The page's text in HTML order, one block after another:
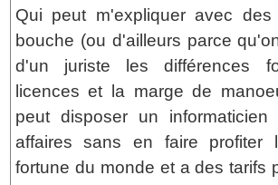
Qui peut m'expliquer avec
bouche (ou d'ailleurs parce
d'un juriste les différences
licences et la marge de
peut disposer un
affaires sans en faire profiter
fortune du monde et a des tarifs